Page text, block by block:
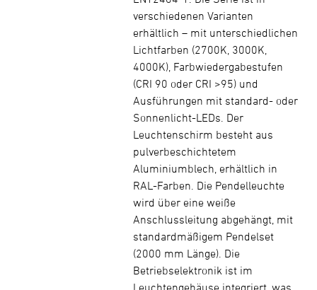
verschiedenen Varianten
erhältlich – mit unterschiedlichen
Lichtfarben (2700K, 3000K,
4000K), Farbwiedergabestufen
(CRI 90 oder CRI >95) und
Ausführungen mit standard- oder
Sonnenlicht-LEDs. Der
Leuchtenschirm besteht aus
pulverbeschichtetem
Aluminiumblech, erhältlich in
RAL-Farben. Die Pendelleuchte
wird über eine weiße
Anschlussleitung abgehängt, mit
standardmäßigem Pendelset
(2000 mm Länge). Die
Betriebselektronik ist im
Leuchtengehäuse integriert, was